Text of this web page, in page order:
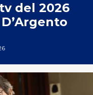
del 2026